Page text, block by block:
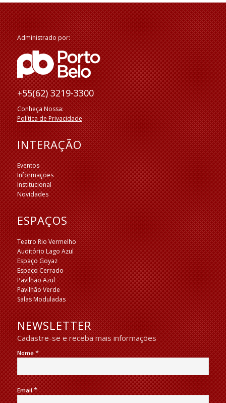
Administrado por:
+55(62) 3219-3300
Conheça Nossa:
Política de Privacidade
INTERAÇÃO
Eventos
Informações
Institucional
Novidades
ESPAÇOS
Teatro Rio Vermelho
Auditório Lago Azul
Espaço Goyaz
Espaço Cerrado
Pavilhão Azul
Pavilhão Verde
Salas Moduladas
NEWSLETTER
Cadastre-se e receba mais informações
Nome*
Email*